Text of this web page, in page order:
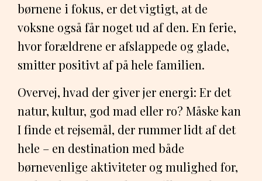
børnene i fokus, er det vigtigt, at de
voksne også får noget ud af den. En ferie,
hvor forældrene er afslappede og glade,
smitter positivt af på hele familien.
Overvej, hvad der giver jer energi: Er det
natur, kultur, god mad eller ro? Måske kan
I finde et rejsemål, der rummer lidt af det
hele – en destination med både
børnevenlige aktiviteter og mulighed for,